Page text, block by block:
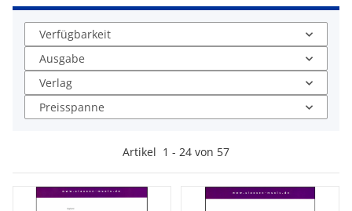
Verfügbarkeit
Ausgabe
Verlag
Preisspanne
Artikel 1 - 24 von 57